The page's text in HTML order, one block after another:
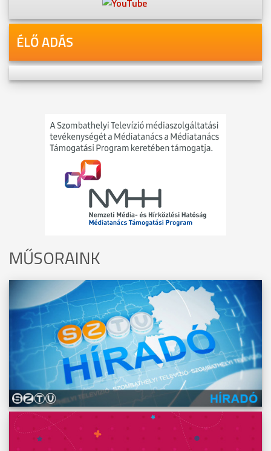
ÉLŐ ADÁS
MŰSORAINK